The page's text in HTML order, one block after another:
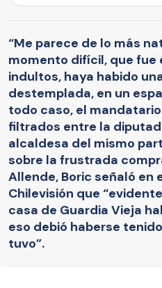
“Me parece de lo más
momento difícil, que fue
indultos, haya habido
destemplada, en un
todo caso, el
filtrados entre la
alcaldesa del mismo
sobre la frustrada
Allende, Boric señaló en
Chilevisión que
casa de Guardia Vieja
eso debió haberse
tuvo”.